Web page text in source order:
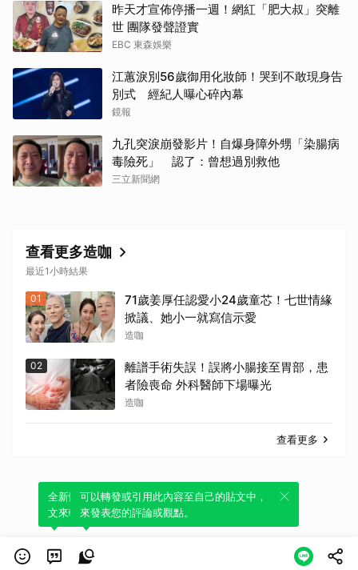
昨天才宣佈停播一週！網紅「肥大叔」突離
世 團隊發聲證實
EBC 東森娛樂
江蕙淚別56歲御用化妝師！哭到不敢現身告
別式 經紀人曝心碎內幕
鏡報
九孔突淚崩發影片！自爆身障外甥「染腸病
毒險死」 認了：曾想過別救他
三立新聞網
查看更多造咖
最近1小時結果
01
71歲姜厚任認愛小24歲童芯！七世情緣
掀議、她小一就寫信示愛
造咖
02
離譜手術失誤！誤將小腸接至胃部，患
者險喪命 外科醫師下場曝光
造咖
查看更多
全新體驗！一鍵引用此內容，透過發布貼
文來輕鬆表達個人立場。
可以轉發或引用此內容至自己的貼文中，
來發表您的評論或觀點。